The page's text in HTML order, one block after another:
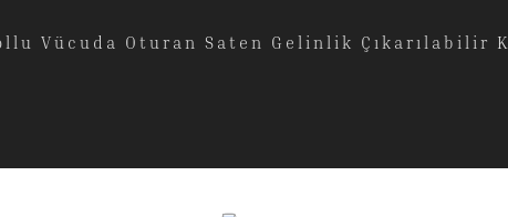
Vücuda Oturan Saten Gelinlik Çıkarılabilir